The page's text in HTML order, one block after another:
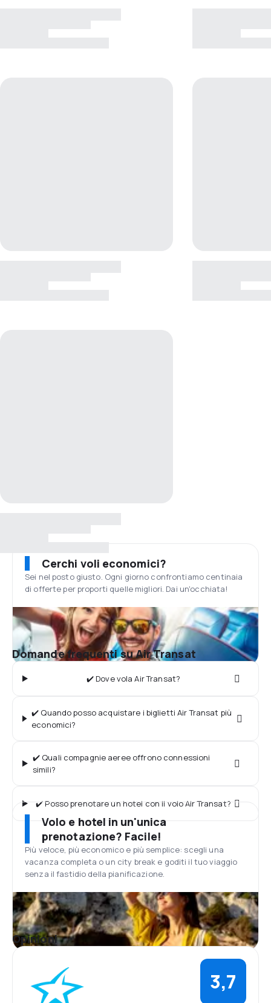
Cerchi voli economici?
Sei nel posto giusto. Ogni giorno confrontiamo centinaia
di offerte per proporti quelle migliori. Dai un'occhiata!
Domande frequenti su Air Transat
✔️ Dove vola Air Transat?
✔️ Quando posso acquistare i biglietti Air Transat più
economici?
✔️ Quali compagnie aeree offrono connessioni
simili?
✔️ Posso prenotare un hotel con il volo Air Transat?
Volo e hotel in un'unica
prenotazione? Facile!
Più veloce, più economico e più semplice: scegli una
vacanza completa o un city break e goditi il tuo viaggio
senza il fastidio della pianificazione.
Opinioni
3,7